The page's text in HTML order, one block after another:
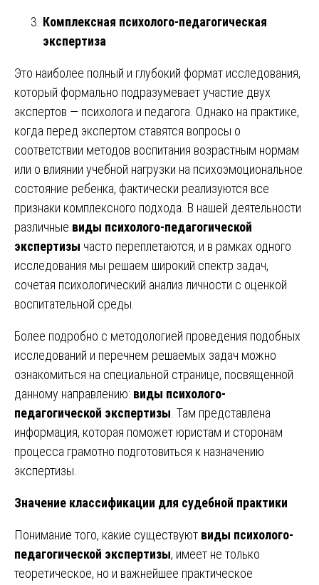
Комплексная психолого-педагогическая
экспертиза
Это наиболее полный и глубокий формат исследования,
который формально подразумевает участие двух
экспертов — психолога и педагога. Однако на практике,
когда перед экспертом ставятся вопросы о
соответствии методов воспитания возрастным нормам
или о влиянии учебной нагрузки на психоэмоциональное
состояние ребенка, фактически реализуются все
признаки комплексного подхода. В нашей деятельности
различные виды психолого-педагогической
экспертизы часто переплетаются, и в рамках одного
исследования мы решаем широкий спектр задач,
сочетая психологический анализ личности с оценкой
воспитательной среды.
Более подробно с методологией проведения подобных
исследований и перечнем решаемых задач можно
ознакомиться на специальной странице, посвященной
данному направлению: виды психолого-
педагогической экспертизы . Там представлена
информация, которая поможет юристам и сторонам
процесса грамотно подготовиться к назначению
экспертизы.
Значение классификации для судебной практики
Понимание того, какие существуют виды психолого-
педагогической экспертизы, имеет не только
теоретическое, но и важнейшее практическое